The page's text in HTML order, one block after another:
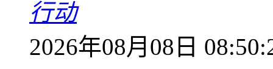
行动
2026年08月08日